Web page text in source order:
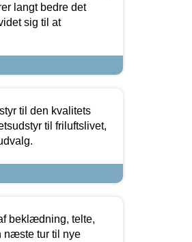
langt bedre det
sig til at
til den kvalitets
til friluftslivet,
beklædning, telte,
næste tur til nye